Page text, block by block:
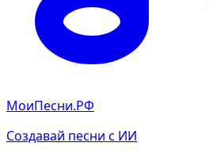
МоиПесни.РФ
Создавай песни с ИИ